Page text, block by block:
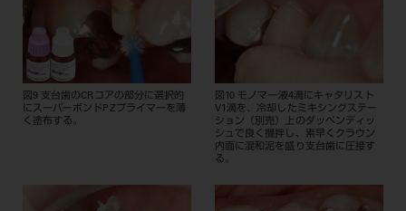
図9 支台歯のCRコアの部分に選択的
にスーパーボンドPZプライマーを薄
く塗布する。
図10 モノマー液4滴にキャタリスト
V1滴を、冷却したミキシングステー
ション（別売）上のダッペンディッ
シュで良く攪拌し、素早くクラウン
内面に混和泥を盛り支台歯に圧接す
る。